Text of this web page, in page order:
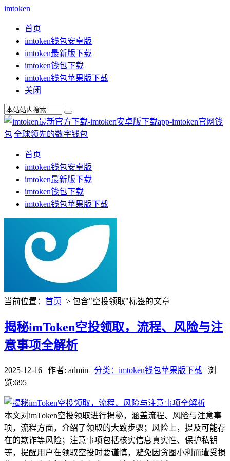
imtoken
首页
imtoken钱包安卓版
imtoken最新版下载
imtoken钱包下载
imtoken钱包苹果版下载
关闭
首页
imtoken钱包安卓版
imtoken最新版下载
imtoken钱包下载
imtoken钱包苹果版下载
当前位置： 首页 > 包含"空投领取"标签的文章
揭秘imToken空投领取，流程、风险与注
意事项全解析
2025-12-16 | 作者: admin | 分类：imtoken钱包苹果版下载 | 浏
览:695
本文对imToken空投领取进行揭秘，涵盖流程、风险与注意事
项，流程方面，介绍了领取的大致步骤；风险上，提及可能存
在的欺诈等风险；注意事项包括核实信息真实性、保护私钥
等，提醒用户在领取空投时要谨慎，避免因贪图小利而遭受损